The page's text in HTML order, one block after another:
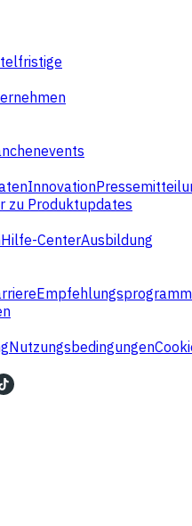
Innovation
zu Produktupdates
Hilfe-CenterAusbildung
Empfehlungsprogramm
Nutzungsbedingungen